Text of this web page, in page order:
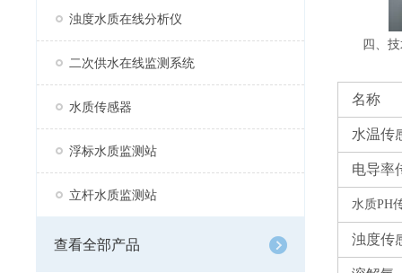
浊度水质在线分析仪
二次供水在线监测系统
水质传感器
浮标水质监测站
立杆水质监测站
查看全部产品
四、技
名称
水温传
电导率
水质PH
浊度传